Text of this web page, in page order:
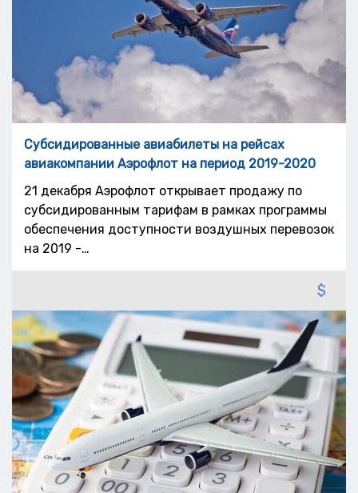
Субсидированные авиабилеты на рейсах
авиакомпании Аэрофлот на период 2019-2020
21 декабря Аэрофлот открывает продажу по
субсидированным тарифам в рамках программы
обеспечения доступности воздушных перевозок
на 2019 -…
$